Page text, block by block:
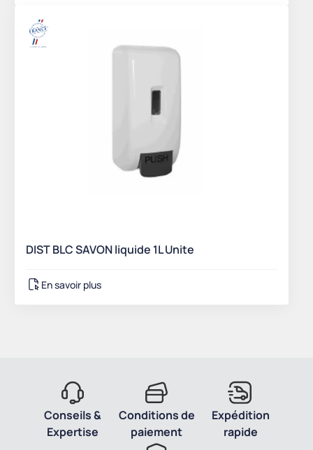
DIST BLC SAVON liquide 1L Unite
En savoir plus
Conseils &
Expertise
Conditions de
paiement
Expédition
rapide